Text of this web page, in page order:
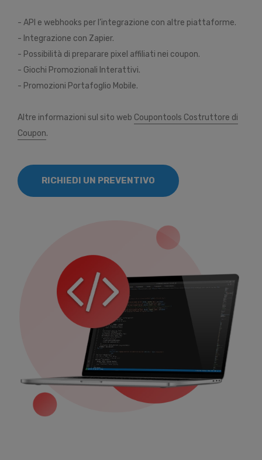
- API e webhooks per l’integrazione con altre piattaforme.
- Integrazione con Zapier.
- Possibilità di preparare pixel affiliati nei coupon.
- Giochi Promozionali Interattivi.
- Promozioni Portafoglio Mobile.
Altre informazioni sul sito web Coupontools Costruttore di
Coupon.
RICHIEDI UN PREVENTIVO